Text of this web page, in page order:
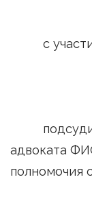
с
адвоката